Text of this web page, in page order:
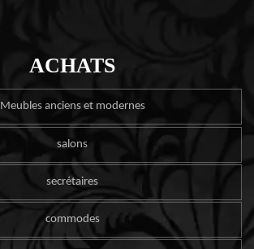
ACHATS
Meubles anciens et modernes
salons
secrétaires
commodes